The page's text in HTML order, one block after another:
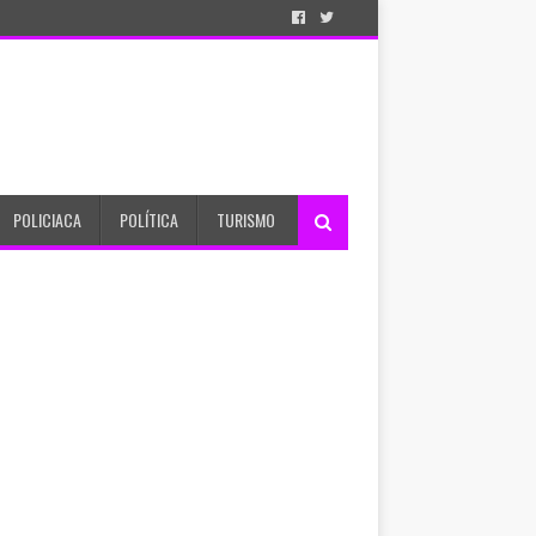
POLICIACA POLÍTICA TURISMO